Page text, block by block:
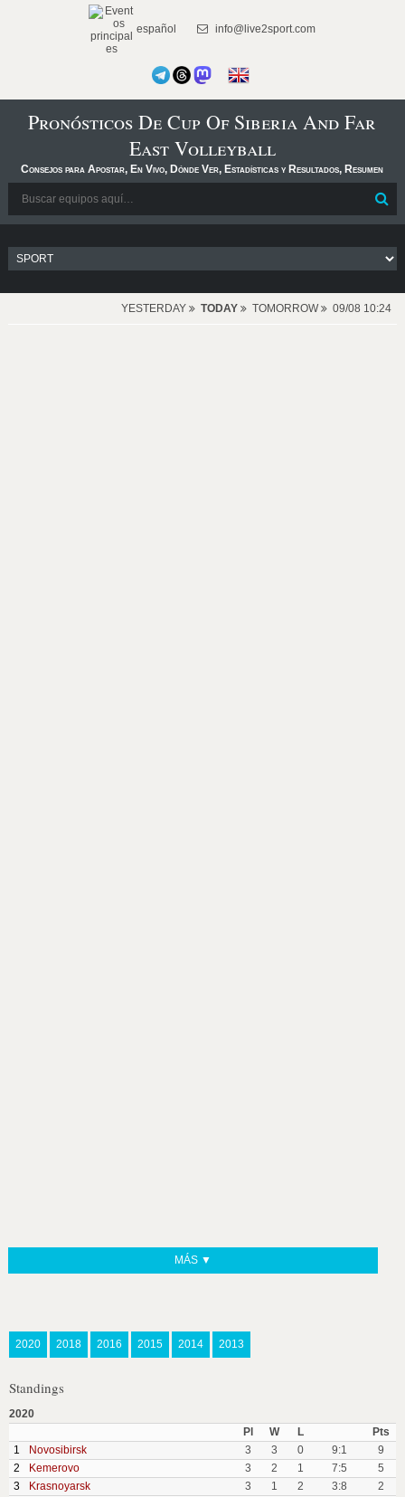
español info@live2sport.com
Pronósticos De Cup Of Siberia And Far
East Volleyball
Consejos para Apostar, En Vivo, Dónde Ver, Estadísticas y Resultados, Resumen
YESTERDAY TODAY TOMORROW 09/08 10:24
MÁS ▼
2020 2018 2016 2015 2014 2013
Standings
2020
Pl
W L
Pts
1
Novosibirsk 3 3 0 9:1
9
2
Kemerovo 3 2 1 7:5
5
3
Krasnoyarsk 3 1 2 3:8
2